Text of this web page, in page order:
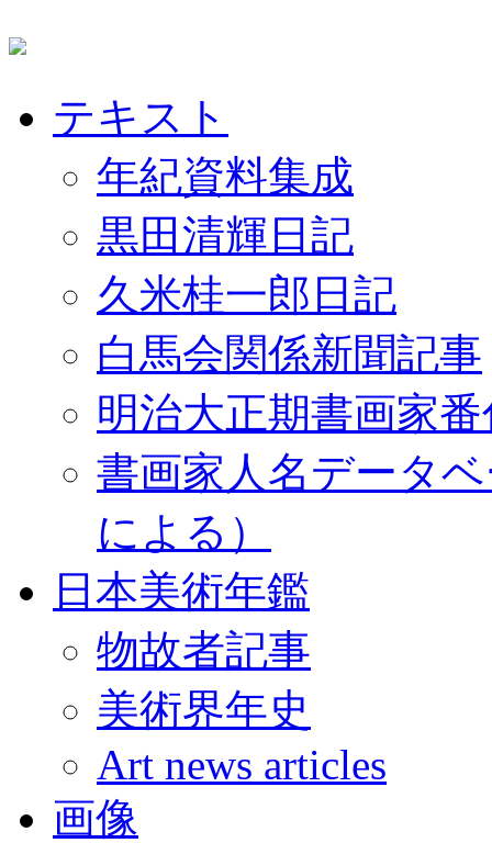
テキスト
年紀資料集成
黒田清輝日記
久米桂一郎日記
白馬会関係新聞記事
明治大正期書画家
書画家人名データ
による）
日本美術年鑑
物故者記事
美術界年史
Art news articles
画像